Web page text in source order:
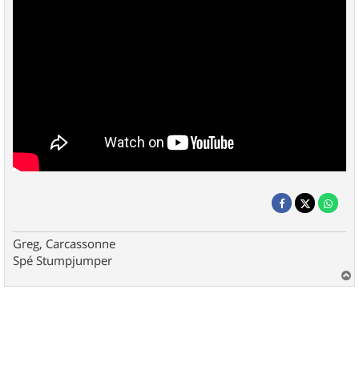
Greg, Carcassonne
Spé Stumpjumper
a